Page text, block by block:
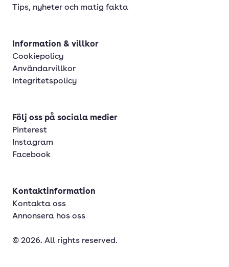
Tips, nyheter och matig fakta
Information & villkor
Cookiepolicy
Användarvillkor
Integritetspolicy
Följ oss på sociala medier
Pinterest
Instagram
Facebook
Kontaktinformation
Kontakta oss
Annonsera hos oss
© 2026. All rights reserved.